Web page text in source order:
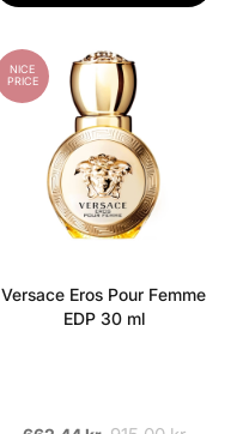
NICE
PRICE
Versace Eros Pour Femme
EDP 30 ml